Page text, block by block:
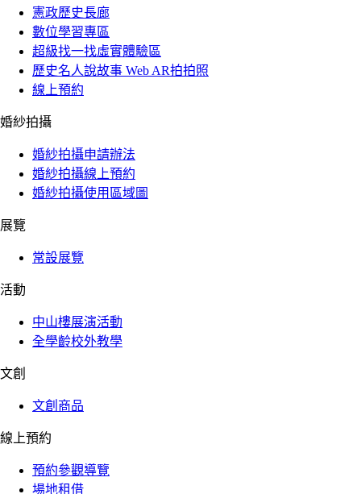
憲政歷史長廊
數位學習專區
超級找一找虛實體驗區
歷史名人說故事 Web AR拍拍照
線上預約
婚紗拍攝
婚紗拍攝申請辦法
婚紗拍攝線上預約
婚紗拍攝使用區域圖
展覽
常設展覽
活動
中山樓展演活動
全學齡校外教學
文創
文創商品
線上預約
預約參觀導覽
場地租借